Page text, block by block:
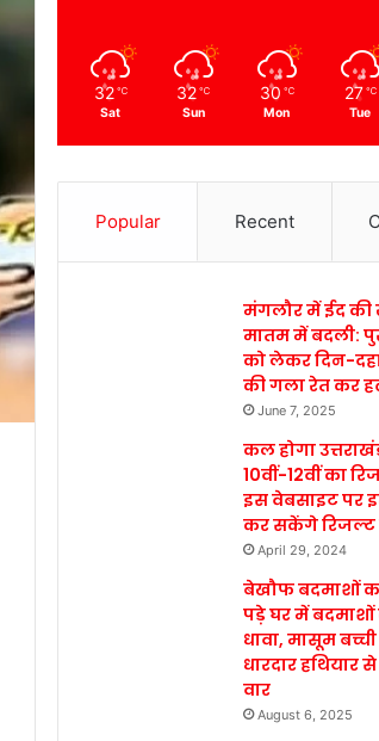
32 ℃
Sat
32 ℃
Sun
30 ℃
Mon
27 ℃
Tue
Popular Recent
मंगलौर में ईद की
मातम में बदली:
को लेकर दिन-
की गला रेत कर
June 7, 2025
कल होगा
10वीं-12वीं का
इस वेबसाइट पर
कर सकेंगे
April 29, 2024
बेखौफ बदमाशों
पड़े घर में बदमाशों
धावा, मासूम
धारदार हथियार
वार
August 6, 2025